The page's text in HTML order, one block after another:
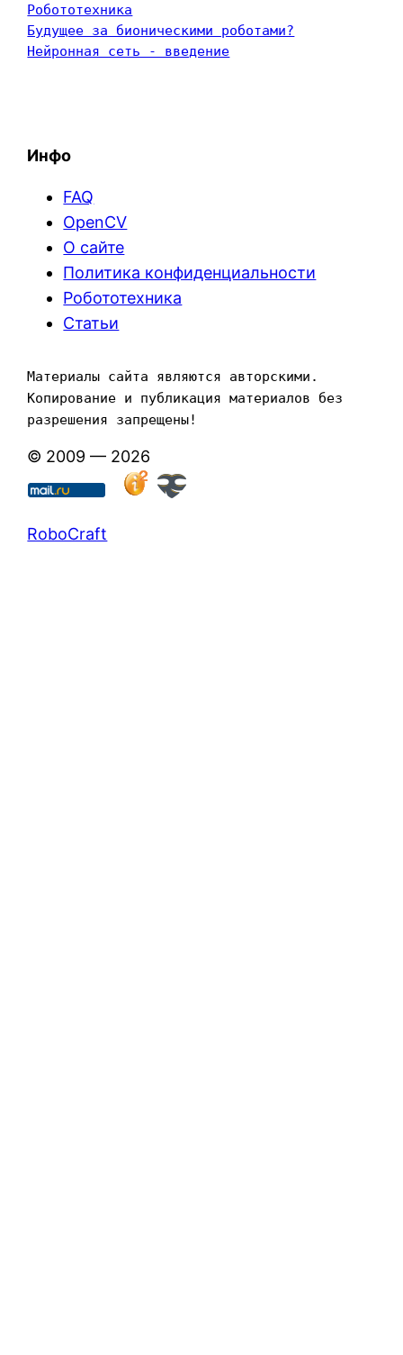
Робототехника
Будущее за бионическими роботами?
Нейронная сеть - введение
Инфо
FAQ
OpenCV
О сайте
Политика конфиденциальности
Робототехника
Статьи
Материалы сайта являются авторскими.
Копирование и публикация материалов без
разрешения запрещены!
© 2009 — 2026
RoboCraft